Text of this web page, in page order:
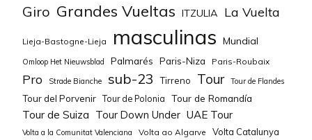
Giro Grandes Vueltas ITZULIA La Vuelta
Lieja-Bastogne-Lieja masculinas Mundial
Omloop Het Nieuwsblad Palmarés Paris-Niza Paris-Roubaix
Pro Strade Bianche sub-23 Tirreno Tour Tour de Flandes
Tour del Porvenir Tour de Polonia Tour de Romandía
Tour de Suiza Tour Down Under UAE Tour
Volta a la Comunitat Valenciana Volta ao Algarve Volta Catalunya